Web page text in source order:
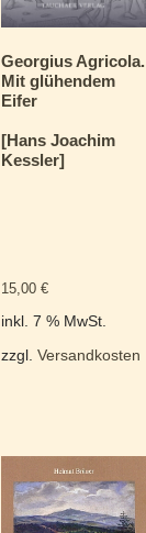
Georgius Agricola.
Mit glühendem
Eifer
[Hans Joachim
Kessler]
15,00 €
inkl. 7 % MwSt.
zzgl. Versandkosten